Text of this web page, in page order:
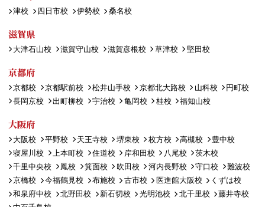
津校 四日市校 伊勢校 桑名校
滋賀県
大津石山校 滋賀守山校 滋賀彦根校 草津校 堅田校
京都府
京都校 京都駅前校 松井山手校 京都北大路校 山科校
円町校
長岡京校
出町柳校 宇治校 亀岡校 桂校 福知山校
大阪府
大阪校 平野校 天王寺校 堺東校 枚方校 高槻校
豊中校
寝屋川校
上本町校 住道校 岸和田校 八尾校
茨木校
千里中央校
鳳校 箕面校 吹田校 河内長野校 守口校
難波校
京橋校
今福鶴見校 布施校 古市校 医進館大阪校
くずは校
和泉府中校
北野田校 新石切校 光明池校 北千里校
藤井寺校